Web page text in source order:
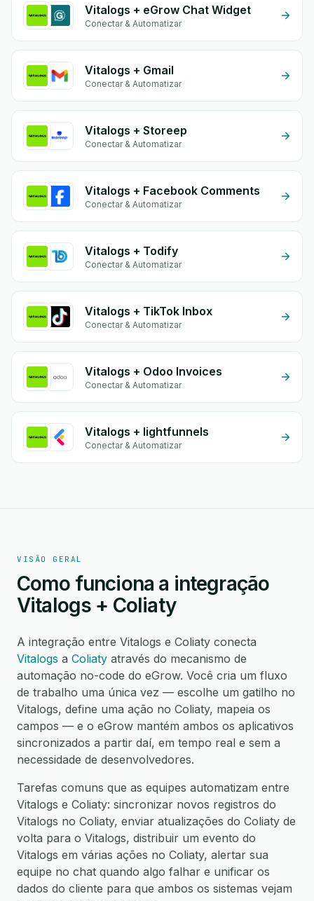
Vitalogs + eGrow Chat Widget
Conectar & Automatizar
Vitalogs + Gmail
Conectar & Automatizar
Vitalogs + Storeep
Conectar & Automatizar
Vitalogs + Facebook Comments
Conectar & Automatizar
Vitalogs + Todify
Conectar & Automatizar
Vitalogs + TikTok Inbox
Conectar & Automatizar
Vitalogs + Odoo Invoices
Conectar & Automatizar
Vitalogs + lightfunnels
Conectar & Automatizar
VISÃO GERAL
Como funciona a integração
Vitalogs + Coliaty
A integração entre Vitalogs e Coliaty conecta
Vitalogs a Coliaty através do mecanismo de
automação no-code do eGrow. Você cria um fluxo
de trabalho uma única vez — escolhe um gatilho no
Vitalogs, define uma ação no Coliaty, mapeia os
campos — e o eGrow mantém ambos os aplicativos
sincronizados a partir daí, em tempo real e sem a
necessidade de desenvolvedores.
Tarefas comuns que as equipes automatizam entre
Vitalogs e Coliaty: sincronizar novos registros do
Vitalogs no Coliaty, enviar atualizações do Coliaty de
volta para o Vitalogs, distribuir um evento do
Vitalogs em várias ações no Coliaty, alertar sua
equipe no chat quando algo falhar e unificar os
dados do cliente para que ambos os sistemas vejam